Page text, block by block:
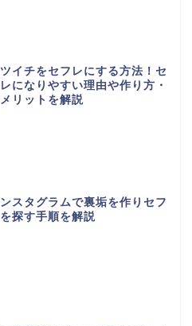
イチをセフレにする方法！セ
になりやすい理由や作り方・
リットを解説
スタグラムで裏垢を作りセフ
探す手順を解説